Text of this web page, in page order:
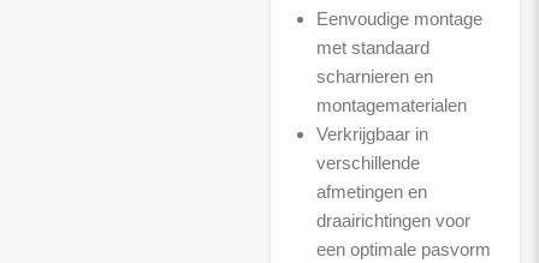
Eenvoudige montage
met standaard
scharnieren en
montagematerialen
Verkrijgbaar in
verschillende
afmetingen en
draairichtingen voor
een optimale pasvorm